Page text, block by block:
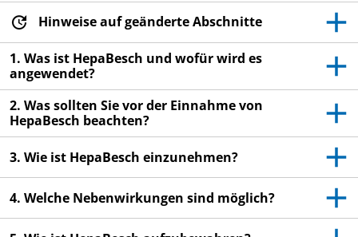
Heben Sie die Packungsbeilage auf. Vielleicht
Fragen Sie Ihren Apotheker, wenn Sie weitere
Informationen oder einen Rat benötigen.
Wenn Sie Nebenwirkungen bemerken, wenden Sie
sich an Ihren Arzt oder Apotheker. Dies gilt auch
für Nebenwirkungen, die nicht in dieser
Packungsbeilage angegeben sind. Siehe Abschnitt
Wenn keine Besserung eintritt oder Sie sich gar
schlechter fühlen, wenden Sie sich an Ihren Arzt.
Hinweise auf geänderte Abschnitte
1. Was ist HepaBesch und wofür wird es
angewendet?
2. Was sollten Sie vor der Einnahme von
HepaBesch beachten?
3. Wie ist HepaBesch einzunehmen?
4. Welche Nebenwirkungen sind möglich?